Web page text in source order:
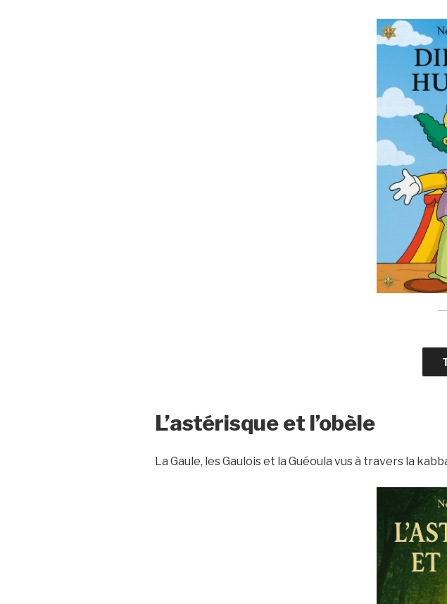
L’astérisque et l’obèle
La Gaule, les Gaulois et la Guéoula vus à travers la